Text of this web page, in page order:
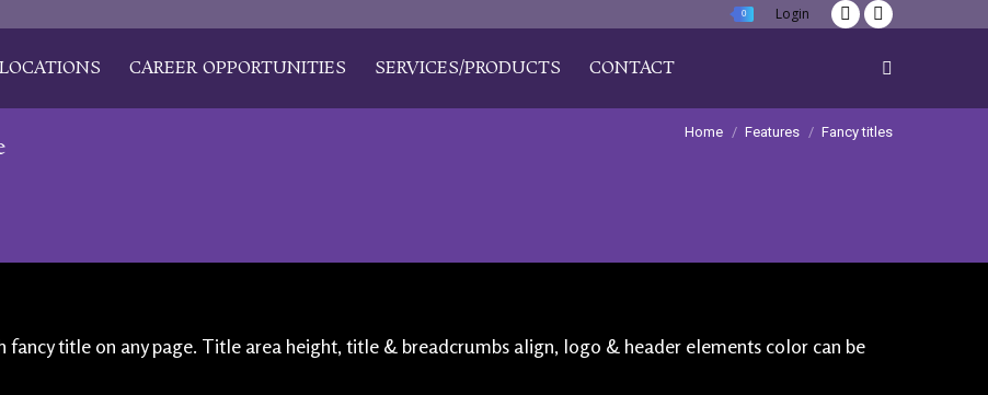
0 Login
Twitter
in
new
Facebook
in
new
LOCATIONS CAREER OPPORTUNITIES SERVICES/PRODUCTS CONTACT Search:
Home Features Fancy titles
fancy title on any page. Title area height, title & breadcrumbs align, logo & header elements color can be